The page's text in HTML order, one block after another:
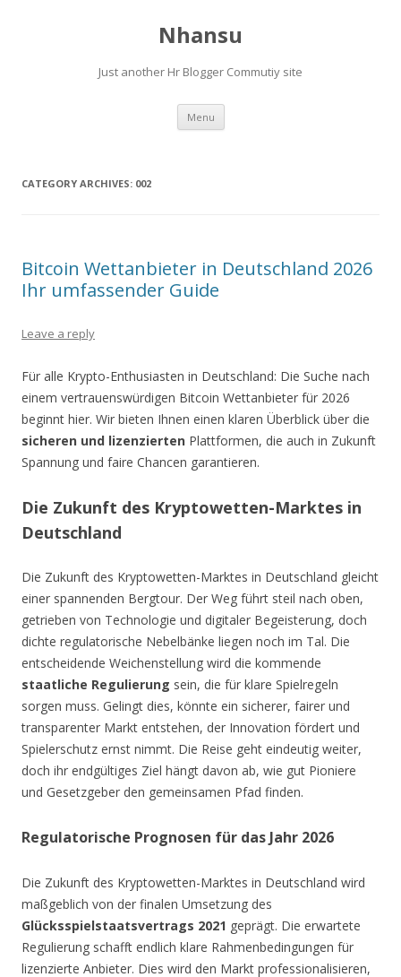
Nhansu
Just another Hr Blogger Commutiy site
Menu Skip to content
CATEGORY ARCHIVES: 002
Bitcoin Wettanbieter in Deutschland 2026
Ihr umfassender Guide
Leave a reply
Für alle Krypto-Enthusiasten in Deutschland: Die Suche nach
einem vertrauenswürdigen Bitcoin Wettanbieter für 2026
beginnt hier. Wir bieten Ihnen einen klaren Überblick über die
sicheren und lizenzierten Plattformen, die auch in Zukunft
Spannung und faire Chancen garantieren.
Die Zukunft des Kryptowetten-Marktes in
Deutschland
Die Zukunft des Kryptowetten-Marktes in Deutschland gleicht
einer spannenden Bergtour. Der Weg führt steil nach oben,
getrieben von Technologie und digitaler Begeisterung, doch
dichte regulatorische Nebelbänke liegen noch im Tal. Die
entscheidende Weichenstellung wird die kommende
staatliche Regulierung sein, die für klare Spielregeln
sorgen muss. Gelingt dies, könnte ein sicherer, fairer und
transparenter Markt entstehen, der Innovation fördert und
Spielerschutz ernst nimmt. Die Reise geht eindeutig weiter,
doch ihr endgültiges Ziel hängt davon ab, wie gut Pioniere
und Gesetzgeber den gemeinsamen Pfad finden.
Regulatorische Prognosen für das Jahr 2026
Die Zukunft des Kryptowetten-Marktes in Deutschland wird
maßgeblich von der finalen Umsetzung des
Glücksspielstaatsvertrags 2021 geprägt. Die erwartete
Regulierung schafft endlich klare Rahmenbedingungen für
lizenzierte Anbieter. Dies wird den Markt professionalisieren,